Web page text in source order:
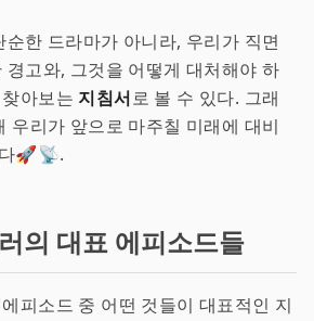
한 드라마가 아니라, 우리가 직면
고와, 그것을 어떻게 대처해야 하
아보는 지침서로 볼 수 있다. 그래
우리가 앞으로 마주칠 미래에 대비
🚀📡.
의 대표 에피소드들
피소드 중 어떤 것들이 대표적인 지